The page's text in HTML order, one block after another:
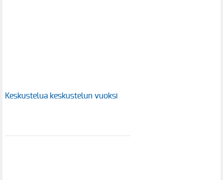
Keskustelua keskustelun vuoksi